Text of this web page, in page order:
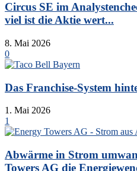
Circus SE im
viel ist die Aktie wert...
8. Mai 2026
0
Das Franchise-System
1. Mai 2026
1
Abwärme in Strom
Towers AG die